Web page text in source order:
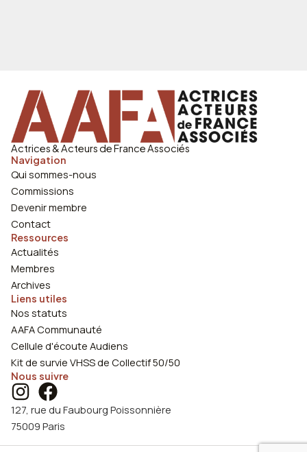
Actrices & Acteurs de France Associés
Navigation
Qui sommes-nous
Commissions
Devenir membre
Contact
Ressources
Actualités
Membres
Archives
Liens utiles
Nos statuts
AAFA Communauté
Cellule d'écoute Audiens
Kit de survie VHSS de Collectif 50/50
Nous suivre
127, rue du Faubourg Poissonnière
75009 Paris